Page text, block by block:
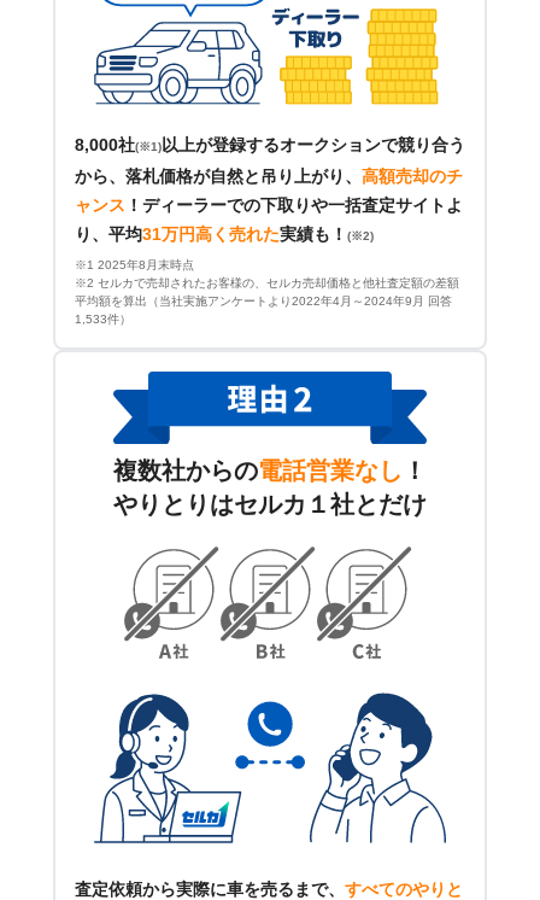
8,000社(※1) 以上が登録するオークションで競り合う
から、落札価格が自然と吊り上がり、 高額売却のチ
ャンス ！ ディーラーでの下取りや一括査定サイトよ
り、平均31万円高く売れた実績も！ (※2)
※1 2025年8月末時点
※2 セルカで売却されたお客様の、セルカ売却価格と他社査定額の差額
平均額を算出（当社実施アンケートより2022年4月～2024年9月 回答
1,533件）
複数社からの電話営業なし ！
やりとりはセルカ１社とだけ
査定依頼から実際に車を売るまで、 すべてのやりと